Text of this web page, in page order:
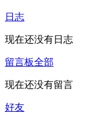
日志
现在还没有日志
留言板全部
现在还没有留言
好友